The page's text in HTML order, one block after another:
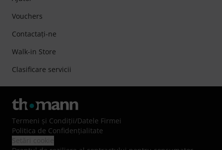
Vouchers
Contactaţi-ne
Walk-in Store
Clasificare servicii
Termeni şi Condiţii/Datele Firmei
Politica de Confidenţialitate